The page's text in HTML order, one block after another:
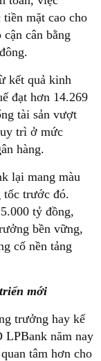
mặt cao cho
cân bằng
kết quả kinh
đạt hơn 14.269
tài sản vượt
trì ở mức
hàng.
lại mang màu
tốc trước đó.
tỷ đồng,
bền vững,
cố nền tảng
mới
trưởng hay kế
năm nay
tâm hơn cho